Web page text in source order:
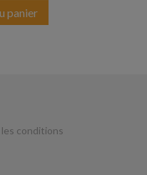
panier
conditions